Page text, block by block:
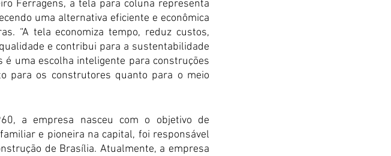
Ferragens, a tela para coluna representa
uma alternativa eficiente e econômica
“A tela economiza tempo, reduz custos,
e contribui para a sustentabilidade
uma escolha inteligente para construções
para os construtores quanto para o meio
a empresa nasceu com o objetivo de
e pioneira na capital, foi responsável
de Brasília. Atualmente, a empresa